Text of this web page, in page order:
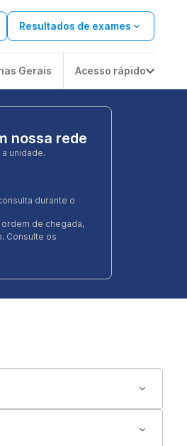
Resultados de exames
Gerais Acesso rápido
nossa rede
unidade.
durante o
de chegada,
Consulte os